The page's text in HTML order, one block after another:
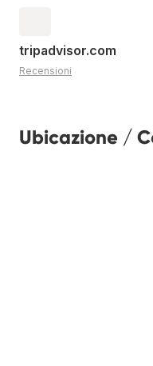
tripadvisor.com
Recensioni
Ubicazione /